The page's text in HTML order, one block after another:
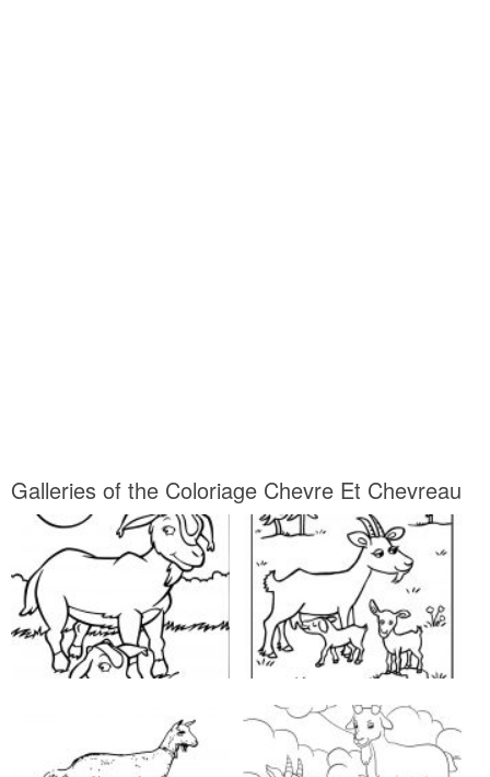
Galleries of the Coloriage Chevre Et Chevreau